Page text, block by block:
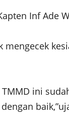
Inf Ade
mengecek
ini